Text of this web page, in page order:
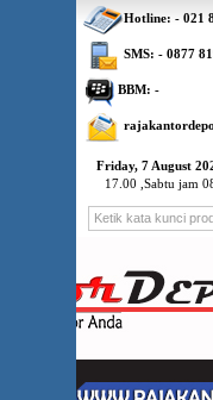
Friday, 7 August
17.00 ,Sabtu jam
Hotline: - 021
SMS: - 0877
BBM: -